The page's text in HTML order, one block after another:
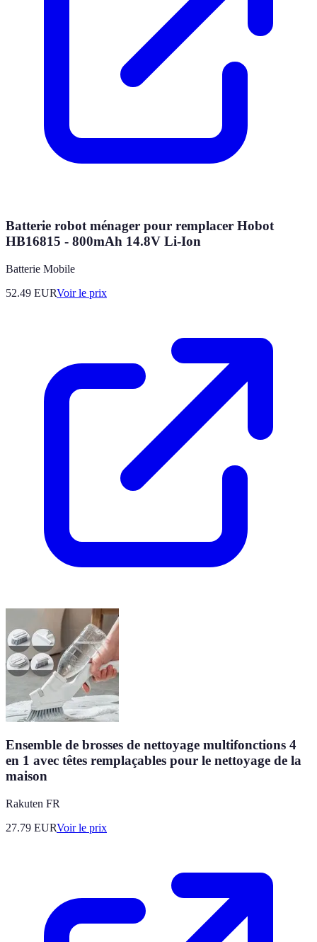
Batterie robot ménager pour remplacer Hobot
HB16815 - 800mAh 14.8V Li-Ion
Batterie Mobile
52.49 EURVoir le prix
Ensemble de brosses de nettoyage multifonctions 4
en 1 avec têtes remplaçables pour le nettoyage de la
maison
Rakuten FR
27.79 EURVoir le prix